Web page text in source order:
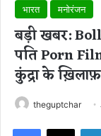
भारत मनोरंजन
बड़ी खबर:
पति Porn
कुंद्रा के
theguptchar